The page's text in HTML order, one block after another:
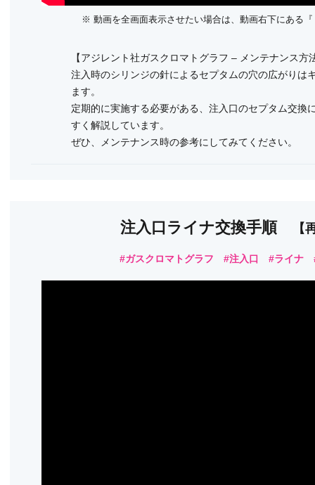
※ 動画を全画面表示させたい場合は、動画右下にある『
【アジレント社ガスクロマトグラフ – メンテナンス
注入時のシリンジの針によるセプタムの穴の広がりは
ます。
定期的に実施する必要がある、注入口のセプタム交換
すく解説しています。
ぜひ、メンテナンス時の参考にしてみてください。
注入口ライナ交換手順 【
#ガスクロマトグラフ #注入口 #ライナ